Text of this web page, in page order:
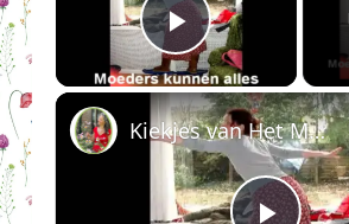
Play Video
Kiekjes van Het Moederfront